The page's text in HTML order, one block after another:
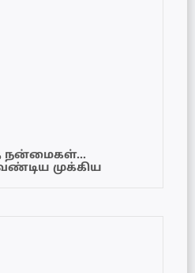
நன்மைகள்…
முக்கிய